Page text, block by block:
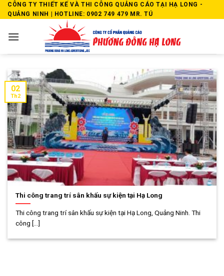
Skip
to
CÔNG TY THIẾT KẾ VÀ THI CÔNG QUẢNG CÁO TẠI HẠ LONG -
QUẢNG NINH | HOTLINE: 0902 749 479 MR. TÚ
Thi công trang trí sân khấu sự kiện tại Hạ Long
Thi công trang trí sân khấu sự kiện tại Hạ Long, Quảng Ninh. Thi
công [...]
02
Th2